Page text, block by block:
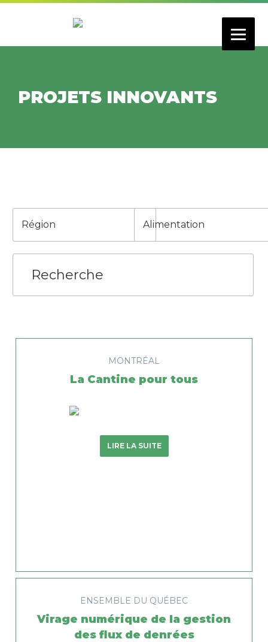
Aller
principal
PROJETS INNOVANTS
MONTRÉAL
La Cantine pour tous
LIRE LA SUITE
ENSEMBLE DU QUÉBEC
Virage numérique de la gestion
des flux de denrées